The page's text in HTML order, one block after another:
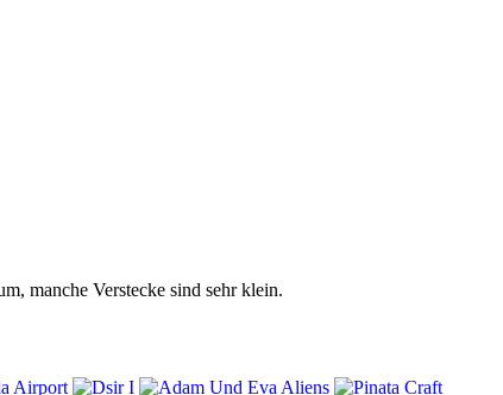
manche Verstecke sind sehr klein.